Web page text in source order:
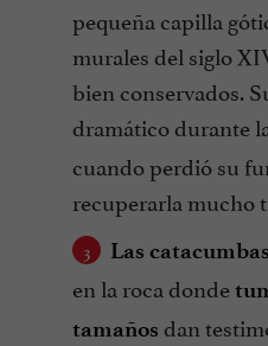
pequeña capilla
murales del siglo
bien conservados.
dramático durante
cuando perdió su
recuperarla mucho
Las catacumbas
en la roca donde
tamaños dan